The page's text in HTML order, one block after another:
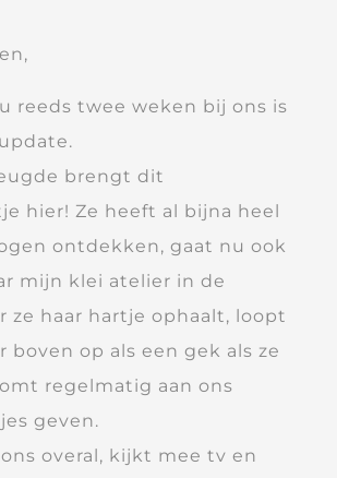
reeds twee weken bij ons is
brengt dit
hier! Ze heeft al bijna heel
ontdekken, gaat nu ook
mijn klei atelier in de
ze haar hartje ophaalt, loopt
boven op als een gek als ze
regelmatig aan ons
geven.
overal, kijkt mee tv en